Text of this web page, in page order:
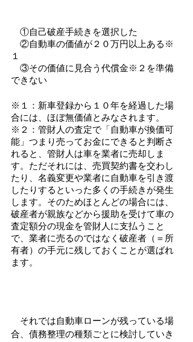
①自己破産手続きを選択した
②自動車の価値が２０万円以上ある※
１
③その価値に見合う代償金※２を準備
できない
※１：新車登録から１０年を経過した場
合には、ほぼ無価値とみなされます。
※２：管財人の査定で「自動車が換価可
能」つまり売ってお金にできると判断さ
れると、管財人は車を業者に売却しま
す。ただそれには、売買契約書を交わし
たり、名義変更や業者に自動車を引き渡
したりするといった多くの手続きが発生
します。そのためほとんどの場合には、
破産者が親族などから援助を受けて車の
査定額分の現金を管財人に支払うこと
で、業者に売るのではなく破産者（＝所
有者）の手元に残しておくことが選ばれ
ます。
それでは自動車ローンが残っている場
合、債務整理の種類ごとに検討していき